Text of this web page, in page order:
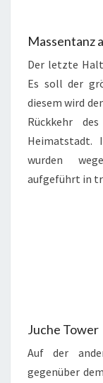
Massentanz
Der letzte
Es soll der
diesem wird
Rückkehr
Heimatstadt.
wurden
aufgeführt in
Juche Tower
Auf der
gegenüber